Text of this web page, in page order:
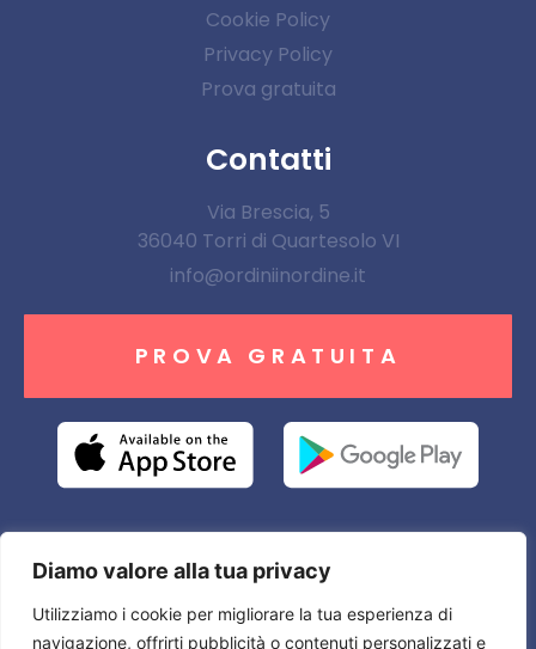
Diamo valore alla tua privacy
Utilizziamo i cookie per migliorare la tua esperienza di
navigazione, offrirti pubblicità o contenuti personalizzati e
Cookie Policy
Privacy Policy
Prova gratuita
Contatti
Via Brescia, 5
36040 Torri di Quartesolo VI
info@ordiniinordine.it
PROVA GRATUITA
LASCIACI IL TUO
NUMERO E VERRAI
RICONTATTATO